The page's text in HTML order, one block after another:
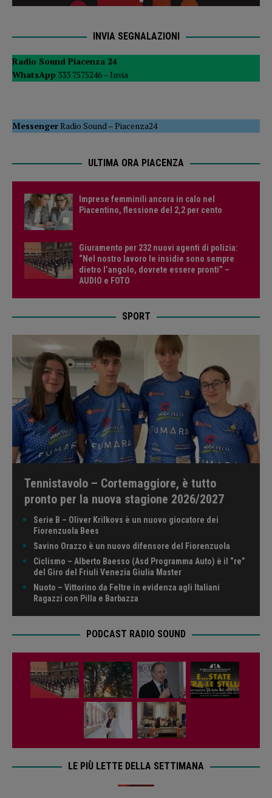
INVIA SEGNALAZIONI
Radio Sound Piacenza 24
WhatsApp 333 7575246 – Invia
MessengerRadio Sound–Piacenza24
ULTIMA ORA PIACENZA
Imprese femminili ancora in calo nel
Piacentino, flessione del 2,2 per cento
Giuramento per 232 nuovi agenti di polizia:
“Nel nostro lavoro le insidie sono sempre
dietro l’angolo, dovrete essere pronti” –
AUDIO e FOTO
SPORT
Tennistavolo – Cortemaggiore, è tutto
pronto per la nuova stagione 2026/2027
Serie B – Oliver Krilkovs è un nuovo giocatore dei
Fiorenzuola Bees
Savino Orazzo è un nuovo difensore del Fiorenzuola
Ciclismo – Alberto Baesso (Asd Programma Auto) è il “re”
del Giro del Friuli Venezia Giulia Master
Nuoto – Vittorino da Feltre in evidenza agli Italiani
Ragazzi con Pilla e Barbazza
PODCAST RADIO SOUND
LE PIÙ LETTE DELLA SETTIMANA